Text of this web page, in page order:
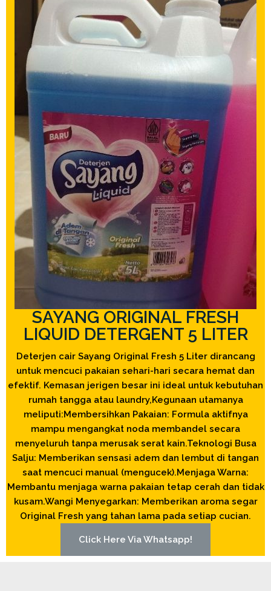
SAYANG ORIGINAL FRESH
LIQUID DETERGENT 5 LITER
Deterjen cair Sayang Original Fresh 5 Liter dirancang
untuk mencuci pakaian sehari-hari secara hemat dan
efektif. Kemasan jerigen besar ini ideal untuk kebutuhan
rumah tangga atau laundry,Kegunaan utamanya
meliputi:Membersihkan Pakaian: Formula aktifnya
mampu mengangkat noda membandel secara
menyeluruh tanpa merusak serat kain.Teknologi Busa
Salju: Memberikan sensasi adem dan lembut di tangan
saat mencuci manual (mengucek).Menjaga Warna:
Membantu menjaga warna pakaian tetap cerah dan tidak
kusam.Wangi Menyegarkan: Memberikan aroma segar
Original Fresh yang tahan lama pada setiap cucian.
Click Here Via Whatsapp!